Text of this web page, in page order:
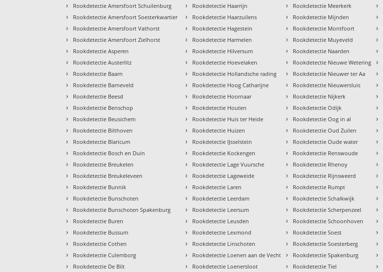
› Rookdetectie Amersfoort Schuilenburg
› Rookdetectie Amersfoort Soesterkwartier
› Rookdetectie Amersfoort Vathorst
› Rookdetectie Amersfoort Zielhorst
› Rookdetectie Asperen
› Rookdetectie Austerlitz
› Rookdetectie Baarn
› Rookdetectie Barneveld
› Rookdetectie Beesd
› Rookdetectie Benschop
› Rookdetectie Beusichem
› Rookdetectie Bilthoven
› Rookdetectie Blaricum
› Rookdetectie Bosch en Duin
› Rookdetectie Breukelen
› Rookdetectie Breukeleveen
› Rookdetectie Bunnik
› Rookdetectie Bunschoten
› Rookdetectie Bunschoten Spakenburg
› Rookdetectie Buren
› Rookdetectie Bussum
› Rookdetectie Cothen
› Rookdetectie Culemborg
› Rookdetectie De Bilt
› Rookdetectie Haarrijn
› Rookdetectie Haarzuilens
› Rookdetectie Hagestein
› Rookdetectie Harmelen
› Rookdetectie Hilversum
› Rookdetectie Hoevelaken
› Rookdetectie Hollandsche rading
› Rookdetectie Hoog Catharijne
› Rookdetectie Hoornaar
› Rookdetectie Houten
› Rookdetectie Huis ter Heide
› Rookdetectie Huizen
› Rookdetectie IJsselstein
› Rookdetectie Kockengen
› Rookdetectie Lage Vuursche
› Rookdetectie Lageweide
› Rookdetectie Laren
› Rookdetectie Leerdam
› Rookdetectie Leersum
› Rookdetectie Leusden
› Rookdetectie Lexmond
› Rookdetectie Linschoten
› Rookdetectie Loenen aan de Vecht
› Rookdetectie Loenersloot
› Rookdetectie Meerkerk
› Rookdetectie Mijnden
› Rookdetectie Montfoort
› Rookdetectie Muyeveld
› Rookdetectie Naarden
› Rookdetectie Nieuwe Wetering
› Rookdetectie Nieuwer ter Aa
› Rookdetectie Nieuwersluis
› Rookdetectie Nijkerk
› Rookdetectie Odijk
› Rookdetectie Oog in al
› Rookdetectie Oud Zuilen
› Rookdetectie Oude water
› Rookdetectie Renswoude
› Rookdetectie Rhenoy
› Rookdetectie Rijnsweerd
› Rookdetectie Rumpt
› Rookdetectie Schalkwijk
› Rookdetectie Scherpenzeel
› Rookdetectie Schoonhoven
› Rookdetectie Soest
› Rookdetectie Soesterberg
› Rookdetectie Spakenburg
› Rookdetectie Tiel
›
›
›
›
›
›
›
›
›
›
›
›
›
›
›
›
›
›
›
›
›
›
›
›